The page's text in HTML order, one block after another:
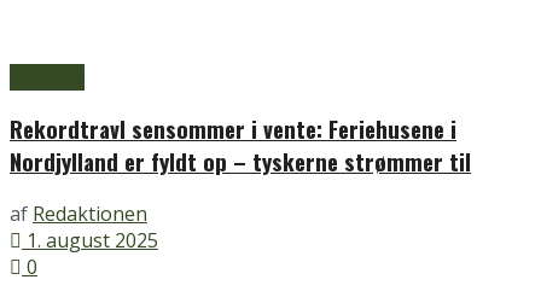
Rekordtravl sensommer i vente: Feriehusene i
Nordjylland er fyldt op – tyskerne strømmer til
af Redaktionen
1. august 2025
0